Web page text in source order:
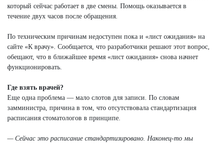
который сейчас работает в две смены. Помощь оказывается в
течение двух часов после обращения.
По техническим причинам недоступен пока и «лист ожидания» на
сайте «К врачу». Сообщается, что разработчики решают этот вопрос,
обещают, что в ближайшее время «лист ожидания» снова начнет
функционировать.
Где взять врачей?
Еще одна проблема — мало слотов для записи. По словам
замминистра, причина в том, что отсутствовала стандартизация
расписания стоматологов в принципе.
— Сейчас это расписание стандартизировано. Наконец-то мы